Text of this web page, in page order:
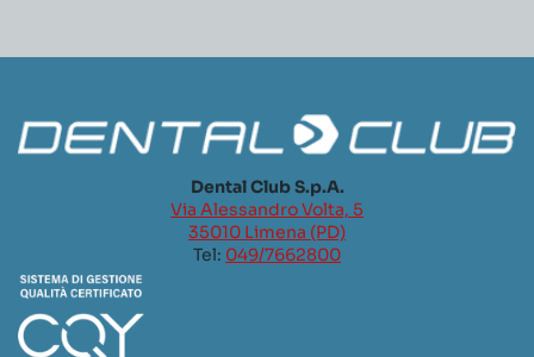
Dental Club S.p.A.
Via Alessandro Volta, 5
35010 Limena (PD)
Tel: 049/7662800